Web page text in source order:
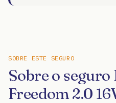
SOBRE ESTE SEGURO
Sobre o
Freedom 2.0